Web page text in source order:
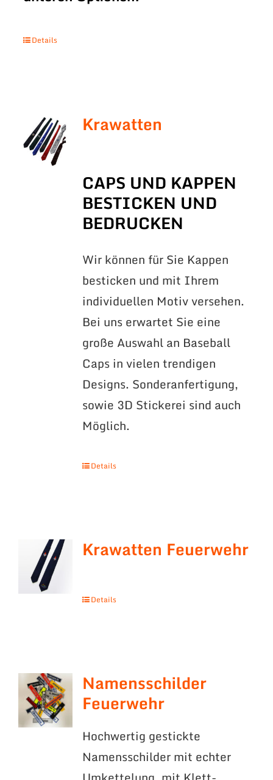
Details
Krawatten
CAPS UND KAPPEN
BESTICKEN UND
BEDRUCKEN
Wir können für Sie Kappen
besticken und mit Ihrem
individuellen Motiv versehen.
Bei uns erwartet Sie eine
große Auswahl an Baseball
Caps in vielen trendigen
Designs. Sonderanfertigung,
sowie 3D Stickerei sind auch
Möglich.
Details
Krawatten Feuerwehr
Details
Namensschilder
Feuerwehr
Hochwertig gestickte
Namensschilder mit echter